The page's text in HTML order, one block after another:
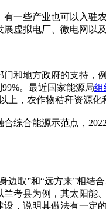
一些产业也可以入
虚拟电厂、微电网
和地方政府的支持
。最近国家能源局组
上，农作物秸秆资源
综合能源示范点，
取”和“远方来”相
考县为例，其太阳
，说明其做法有一定